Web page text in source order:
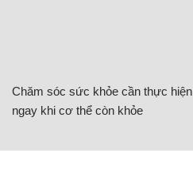
Chăm sóc sức khỏe cần thực hiện
ngay khi cơ thể còn khỏe